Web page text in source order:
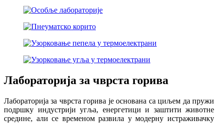
Лабораторија за чврста горива
Лабораторија за чврста горива је основана са циљем да пружи
подршку индустрији угља, енергетици и заштити животне
средине, али се временом развила у модерну истраживачку